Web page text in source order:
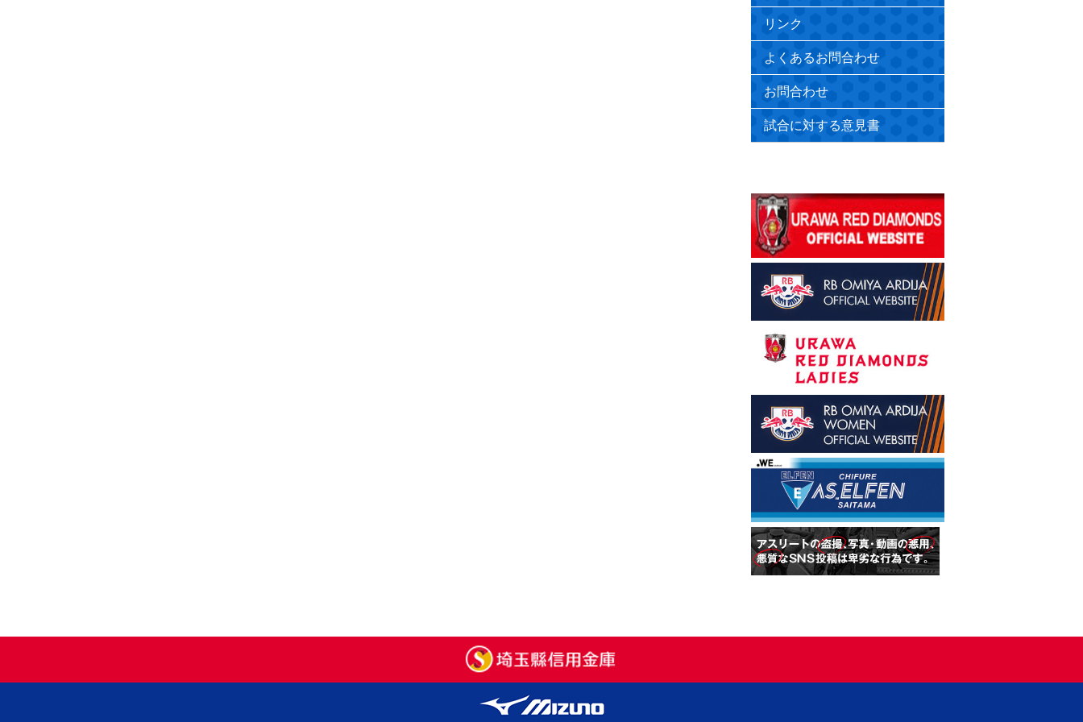
リンク
よくあるお問合わせ
お問合わせ
試合に対する意見書